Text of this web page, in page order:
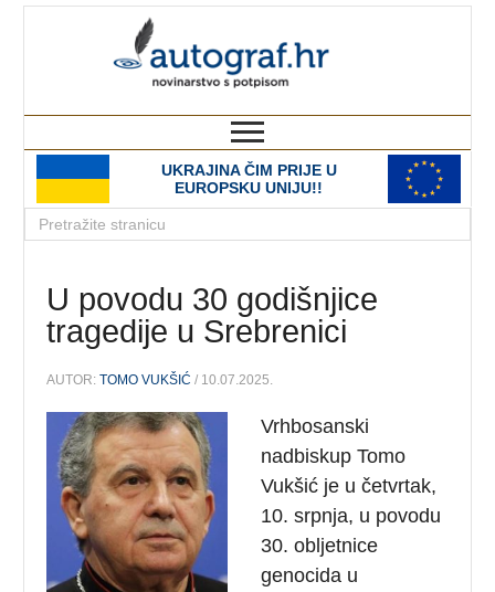
UKRAJINA ČIM PRIJE U
EUROPSKU UNIJU!!
U povodu 30 godišnjice
tragedije u Srebrenici
AUTOR:TOMO VUKŠIĆ / 10.07.2025.
Vrhbosanski
nadbiskup Tomo
Vukšić je u četvrtak,
10. srpnja, u povodu
30. obljetnice
genocida u